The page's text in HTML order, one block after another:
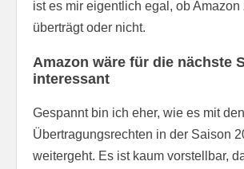
ist es mir eigentlich egal, ob Amazon
überträgt oder nicht.
Amazon wäre für die nächste
interessant
Gespannt bin ich eher, wie es mit den
Übertragungsrechten in der Saison
weitergeht. Es ist kaum vorstellbar,